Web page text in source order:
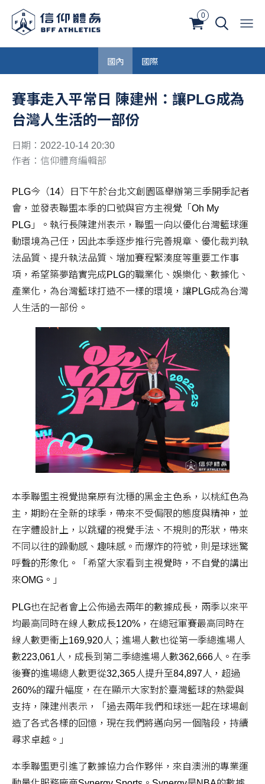
0
國內 國際
賽事走入平常日 陳建州：讓PLG成為
台灣人生活的一部份
日期：2022-10-14 20:30
作者：信仰體育編輯部
PLG今（14）日下午於台北文創園區舉辦第三季開季記者
會，並發表聯盟本季的口號與官方主視覺「Oh My
PLG」。執行長陳建州表示，聯盟一向以優化台灣籃球運
動環境為己任，因此本季逐步推行完善規章、優化裁判執
法品質、提升執法品質、增加賽程緊湊度等重要工作事
項，希望築夢踏實完成PLG的職業化、娛樂化、數據化、
產業化，為台灣籃球打造不一樣的環境，讓PLG成為台灣
人生活的一部份。
本季聯盟主視覺拋棄原有沈穩的黑金主色系，以桃紅色為
主，期盼在全新的球季，帶來不受侷限的態度與精神，並
在字體設計上，以跳耀的視覺手法、不規則的形狀，帶來
不同以往的躁動感、趣味感。而爆炸的符號，則是球迷驚
呼聲的形象化。「希望大家看到主視覺時，不自覺的講出
來OMG。」
PLG也在記者會上公佈過去兩年的數據成長，兩季以來平
均最高同時在線人數成長120%，在總冠軍賽最高同時在
線人數更衝上169,920人；進場人數也從第一季總進場人
數223,061人，成長到第二季總進場人數362,666人。在季
後賽的進場總人數更從32,365人提升至84,897人，超過
260%的躍升幅度，在在顯示大家對於臺灣籃球的熱愛與
支持，陳建州表示，「過去兩年我們和球迷一起在球場創
造了各式各樣的回憶，現在我們將邁向另一個階段，持續
尋求卓越。」
本季聯盟更引進了數據協力合作夥伴，來自澳洲的專業運